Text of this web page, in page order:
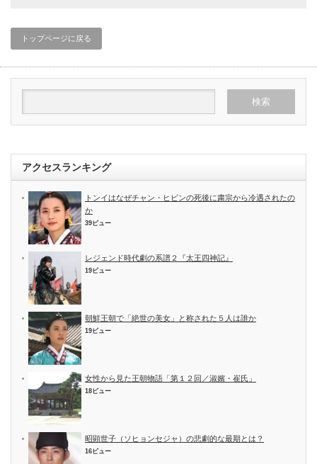
トップページに戻る
アクセスランキング
トンイはなぜチャン・ヒビンの死後に粛宗から冷遇されたの
か
39ビュー
レジェンド時代劇の系譜２『太王四神記』
19ビュー
朝鮮王朝で「絶世の美女」と称された５人は誰か
19ビュー
女性から見た王朝物語「第１２回／淑嬪・崔氏」
18ビュー
昭顕世子（ソヒョンセジャ）の悲劇的な最期とは？
16ビュー